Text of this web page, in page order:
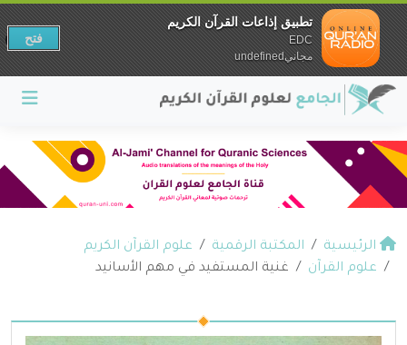
الرئيسية المكتبة الرقمية
علوم القرآن الكريم
علوم القرآن
غنية المستفيد في مهم الأسانيد
تطبيق إذاعات القرآن الكريم
EDC
مجانيundefined
فتح